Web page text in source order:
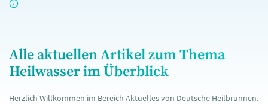
Alle aktuellen Artikel zum Thema
Heilwasser im Überblick
Herzlich Willkommen im Bereich Aktuelles von Deutsche Heilbrunnen.